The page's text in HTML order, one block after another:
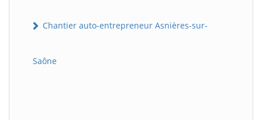
Chantier auto-entrepreneur Asnières-sur-
Saône